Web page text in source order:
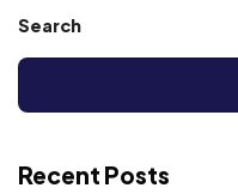
Search
Recent Posts